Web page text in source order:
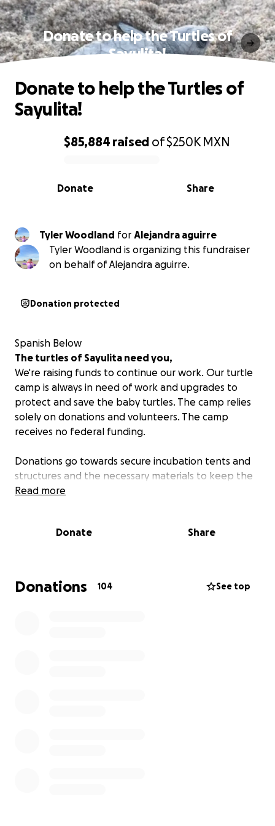
Donate to help the Turtles of
Sayulita!
0% complete
$85,884 raised of$250K MXN
Share
Donate
Donate to help the Turtles of
Sayulita!
Tyler Woodland for Alejandra aguirre
Tyler Woodland is organizing this fundraiser
on behalf of Alejandra aguirre.
Donation protected
Spanish Below
The turtles of Sayulita need you,
We're raising funds to continue our work. Our turtle
camp is always in need of work and upgrades to
protect and save the baby turtles. The camp relies
solely on donations and volunteers. The camp
receives no federal funding.
Donations go towards secure incubation tents and
structures and the necessary materials to keep the
camp going (lamps, shelves, hardware, wood,
animal predators, as well as to weather conditions.
This covers the costs of much-needed supplies. We
rely on donations and volunteers, working for the
Read more
Donate Share
Donations 104 See top